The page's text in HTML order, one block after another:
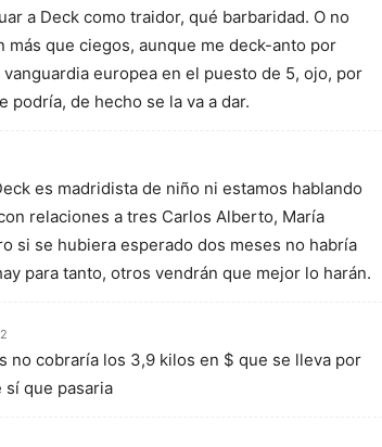
a Deck como traidor, qué barbaridad. O no
que ciegos, aunque me deck-anto por
europea en el puesto de 5, ojo, por
podría, de hecho se la va a dar.
es madridista de niño ni estamos hablando
relaciones a tres Carlos Alberto, María
si se hubiera esperado dos meses no habría
para tanto, otros vendrán que mejor lo harán.
no cobraría los 3,9 kilos en $ que se lleva por
sí que pasaria